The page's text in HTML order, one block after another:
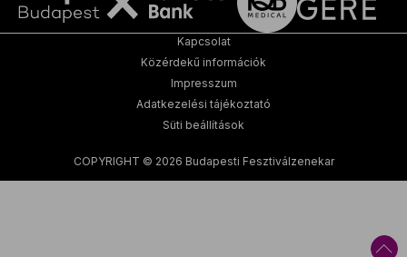
COPYRIGHT © 2026 Budapesti Fesztiválzenekar
Kapcsolat
Közérdekű információk
Impresszum
Adatkezelési tájékoztató
Süti beállítások